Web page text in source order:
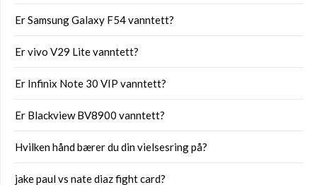
Er Samsung Galaxy F54 vanntett?
Er vivo V29 Lite vanntett?
Er Infinix Note 30 VIP vanntett?
Er Blackview BV8900 vanntett?
Hvilken hånd bærer du din vielsesring på?
jake paul vs nate diaz fight card?